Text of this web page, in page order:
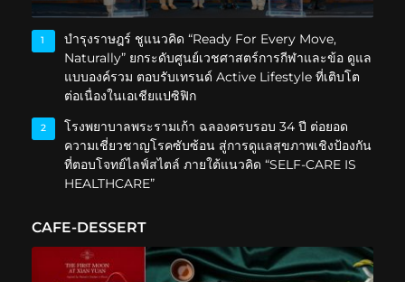
1
บำรุงราษฎร์ ชูแนวคิด “Ready For Every Move,
Naturally” ยกระดับศูนย์เวชศาสตร์การกีฬาและข้อ ดูแล
แบบองค์รวม ตอบรับเทรนด์ Active Lifestyle ที่เติบโต
ต่อเนื่องในเอเชียแปซิฟิก
2
โรงพยาบาลพระรามเก้า ฉลองครบรอบ 34 ปี ต่อยอด
ความเชี่ยวชาญโรคซับซ้อน สู่การดูแลสุขภาพเชิงป้องกัน
ที่ตอบโจทย์ไลฟ์สไตล์ ภายใต้แนวคิด “SELF-CARE IS
HEALTHCARE”
CAFE-DESSERT